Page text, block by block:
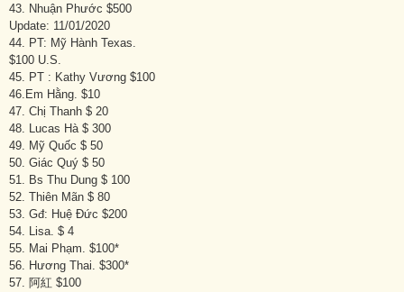
43. Nhuận Phước $500
Update: 11/01/2020
44. PT: Mỹ Hành Texas.
$100 U.S.
45. PT : Kathy Vương $100
46.Em Hằng. $10
47. Chị Thanh $ 20
48. Lucas Hà $ 300
49. Mỹ Quốc $ 50
50. Giác Quý $ 50
51. Bs Thu Dung $ 100
52. Thiên Mãn $ 80
53. Gđ: Huệ Đức $200
54. Lisa. $ 4
55. Mai Phạm. $100*
56. Hương Thai. $300*
57. 阿紅 $100